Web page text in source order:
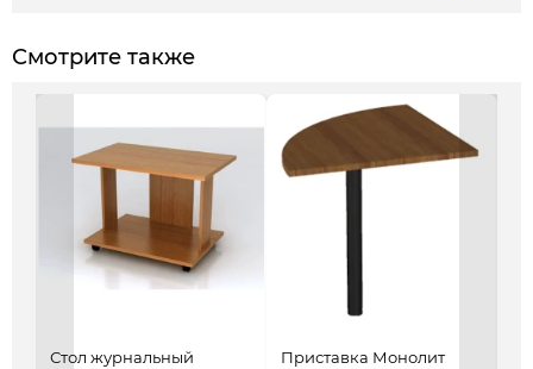
Смотрите также
Стол журнальный
Приставка Монолит